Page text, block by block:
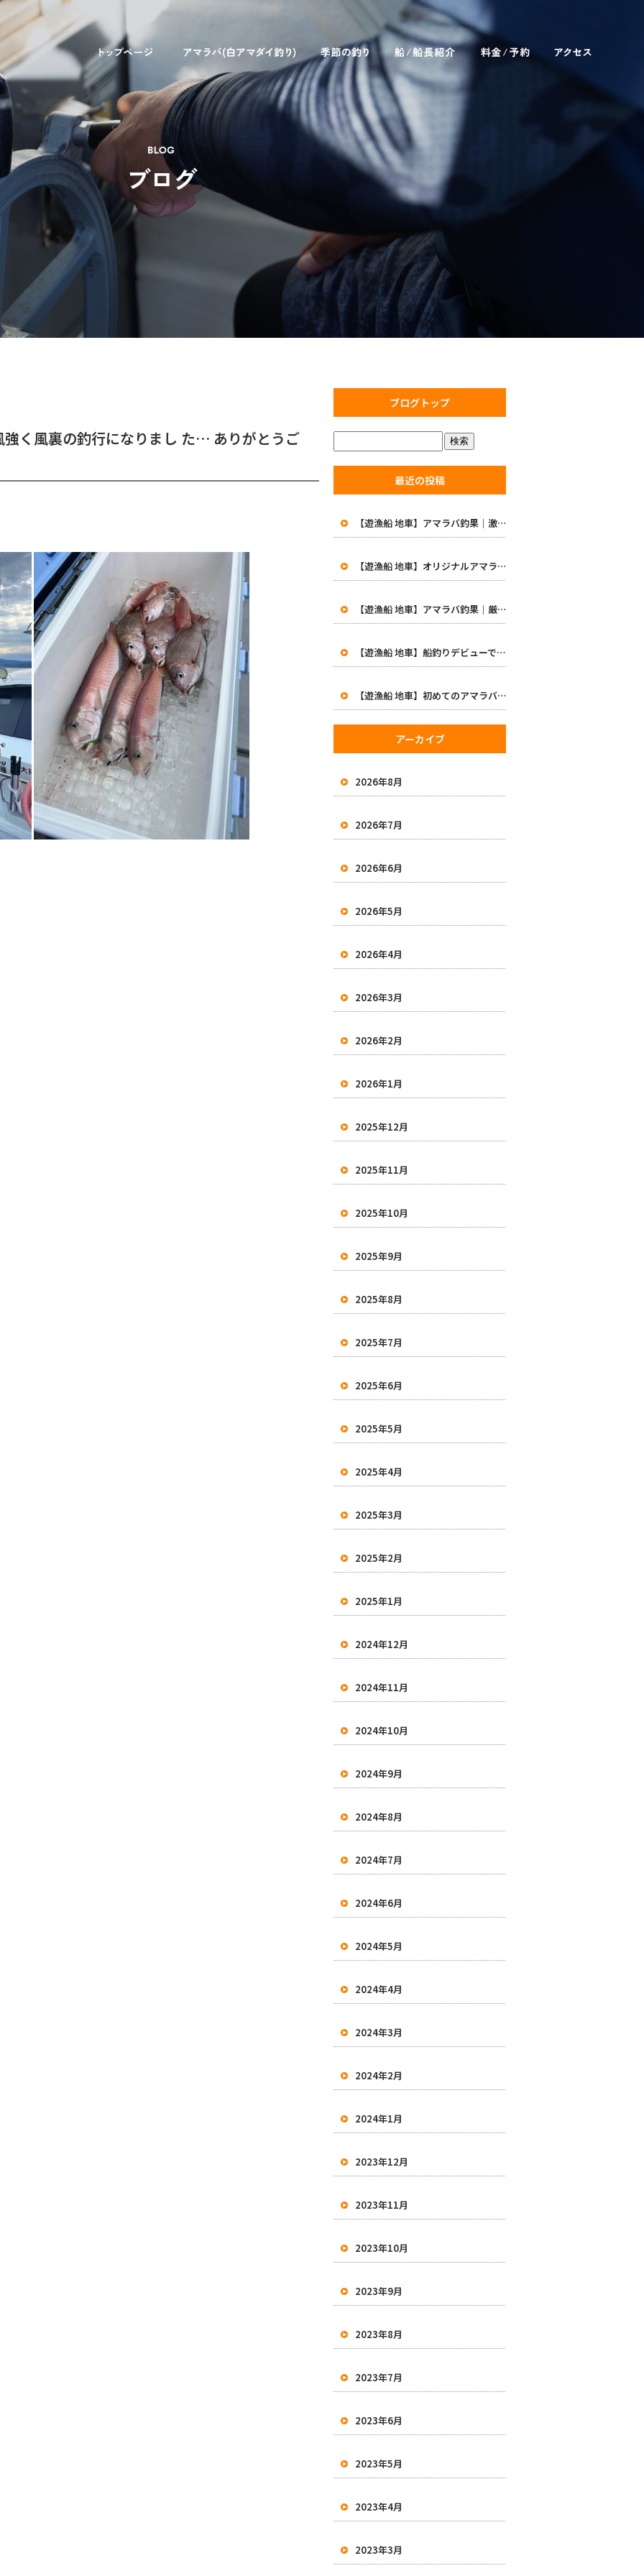
く風裏の釣行になりまし た… ありがとうご
ブログトップ
最近の投稿
【遊漁船 地車】アマラバ釣果｜激渋の中で価値ある一匹！初めての48cm白甘鯛に笑顔
【遊漁船 地車】オリジナルアマラバロッドがついに完成！8月1日より販売開始
【遊漁船 地車】アマラバ釣果｜厳しい一日…49.5cmの良型白甘鯛をキャッチ
【遊漁船 地車】船釣りデビューで47cm！初めてのアマラバで大興奮の一日
【遊漁船 地車】初めてのアマラバで50オーバー2本！有田沖で良型白甘鯛をキャッチ
アーカイブ
2026年8月
2026年7月
2026年6月
2026年5月
2026年4月
2026年3月
2026年2月
2026年1月
2025年12月
2025年11月
2025年10月
2025年9月
2025年8月
2025年7月
2025年6月
2025年5月
2025年4月
2025年3月
2025年2月
2025年1月
2024年12月
2024年11月
2024年10月
2024年9月
2024年8月
2024年7月
2024年6月
2024年5月
2024年4月
2024年3月
2024年2月
2024年1月
2023年12月
2023年11月
2023年10月
2023年9月
2023年8月
2023年7月
2023年6月
2023年5月
2023年4月
2023年3月